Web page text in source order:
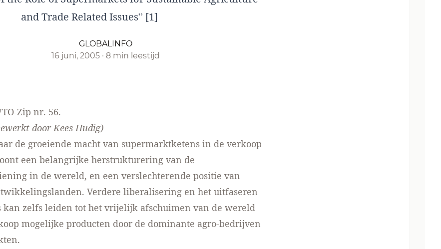
and Trade Related Issues” [1]
GLOBALINFO
16 juni, 2005 · 8 min leestijd
Zip nr. 56.
door Kees Hudig)
de groeiende macht van supermarktketens in de verkoop
een belangrijke herstrukturering van de
in de wereld, en een verslechterende positie van
Verdere liberalisering en het uitfaseren
kan zelfs leiden tot het vrijelijk afschuimen van de wereld
mogelijke producten door de dominante agro-bedrijven